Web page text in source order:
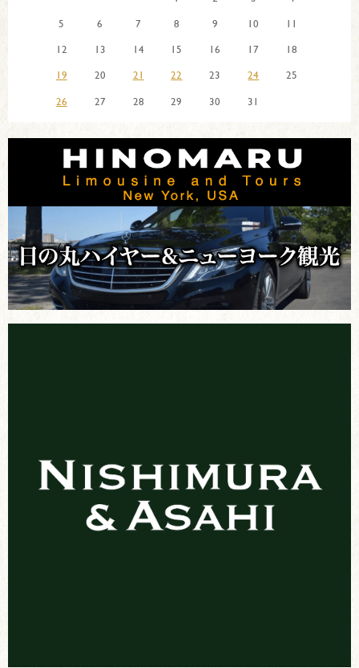
5
6 7 8 9 10
11
12
13 14 15 16 17
18
19
20 21 22 23 24
25
26
27 28 29 30 31